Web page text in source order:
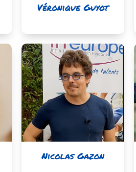
Véronique Guyot
Nicolas Gazon